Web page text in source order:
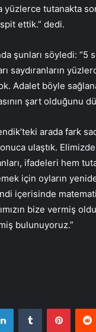
yüzlerce tutanakta
ettik.” dedi.
şunları söyledi:
saydıranların
Adalet böyle
şart olduğunu
arada fark
ulaştık.
ifadeleri hem
için oyların
içerisinde
bize vermiş
bulunuyoruz.”
LinkedInTumblr